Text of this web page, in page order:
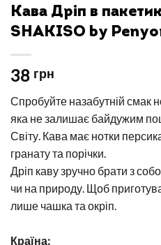
Кава Дріп в
SHAKISO by
38 грн
Спробуйте назабутній смак
яка не залишає байдужим
Світу. Кава має нотки
гранату та порічки.
Дріп каву зручно брати з
чи на природу. Щоб
лише чашка та окріп.
Країна: